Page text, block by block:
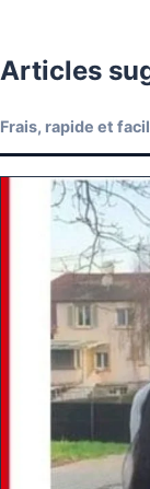
Articles
Frais, rapide et